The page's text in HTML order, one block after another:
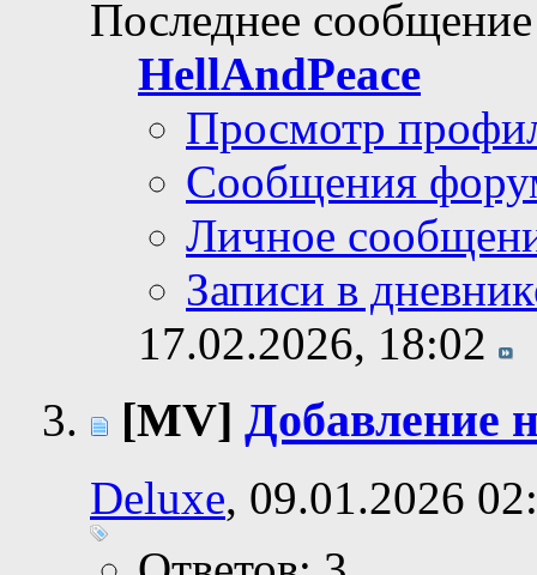
Последнее
HellAndPeace
Просмотр
Сообщения
Личное
Записи в
17.02.2026, 18:02
[MV] Добавление
Deluxe, 09.01.2026